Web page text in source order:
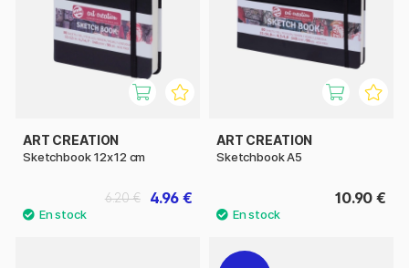
ART CREATION
Sketchbook 12x12 cm
4.96 €
6.20 €
ART CREATION
Sketchbook A5
10.90 €